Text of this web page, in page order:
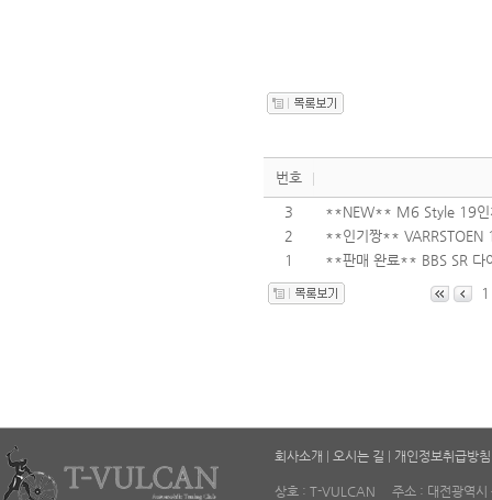
번호
3
**NEW** M6 Style 19인
2
**인기짱** VARRSTOEN
1
**판매 완료** BBS SR 다
회사소개 오시는 길 개인정보취급방침
상호 : T-VULCAN 주소 : 대전광역